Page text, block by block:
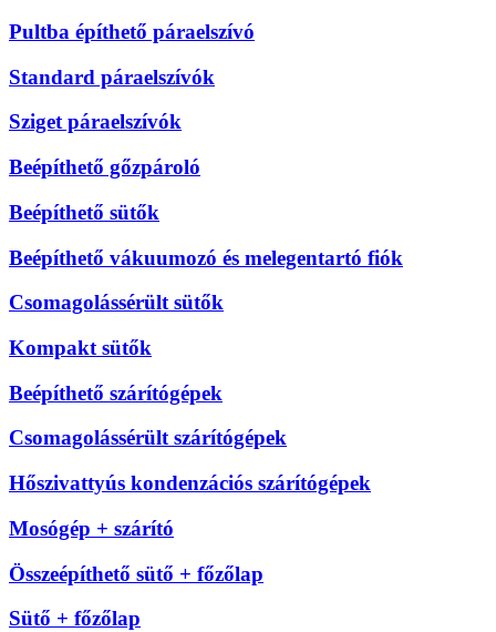
Pultba építhető páraelszívó
Standard páraelszívók
Sziget páraelszívók
Beépíthető gőzpároló
Beépíthető sütők
Beépíthető vákuumozó és melegentartó fiók
Csomagolássérült sütők
Kompakt sütők
Beépíthető szárítógépek
Csomagolássérült szárítógépek
Hőszivattyús kondenzációs szárítógépek
Mosógép + szárító
Összeépíthető sütő + főzőlap
Sütő + főzőlap